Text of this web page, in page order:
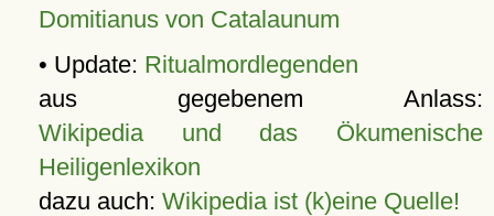
Domitianus von Catalaunum
• Update: Ritualmordlegenden
aus gegebenem Anlass:
Wikipedia und das Ökumenische
Heiligenlexikon
dazu auch: Wikipedia ist (k)eine Quelle!